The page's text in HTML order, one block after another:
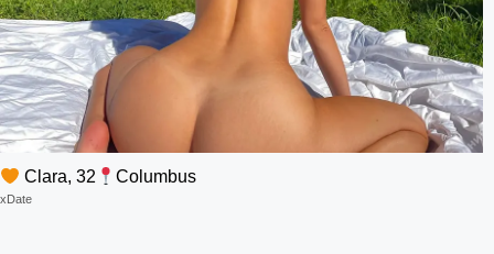
Clara, 32 Columbus
xDate